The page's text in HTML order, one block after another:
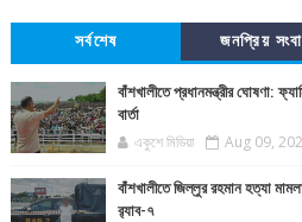
সর্বশেষ জনপ্রিয়
বাঁশখালীতে প্রধানমন্ত্রীর ঘোষণা:
বার্তা
একুশে মিডিয়া Aug 09,
বাঁশখালীতে জিল্লুর রহমান হত্যা
র‍্যাব-৭